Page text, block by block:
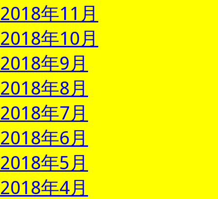
2018年11月
2018年10月
2018年9月
2018年8月
2018年7月
2018年6月
2018年5月
2018年4月